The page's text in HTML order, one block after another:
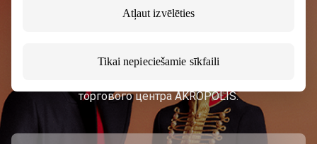
Atļaut izvēlēties
Tikai nepieciešamie sīkfaili
Подписывайтесь на рассылку
Узнайте первыми о лучших предложениях,
торгового центра AKROPOLIS.